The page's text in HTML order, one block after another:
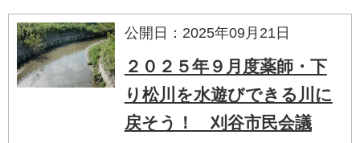
公開日：2025年09月21日
２０２５年９月度薬師・下
り松川を水遊びできる川に
戻そう！ 刈谷市民会議